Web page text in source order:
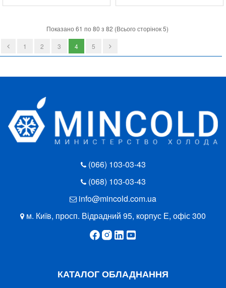
Показано 61 по 80 з 82 (Всього сторінок 5)
1 2 3 4 5
(066) 103-03-43
(068) 103-03-43
info@mincold.com.ua
м. Київ, просп. Відрадний 95, корпус Е, офіс 300
КАТАЛОГ ОБЛАДНАННЯ